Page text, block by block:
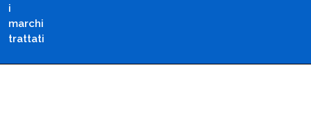
i
marchi
trattati